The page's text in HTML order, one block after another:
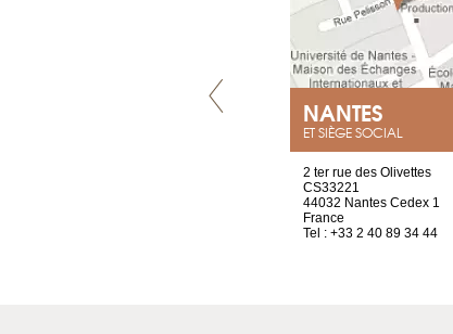
NANTES
ET SIÈGE SOCIAL
2 ter rue des Olivettes
CS33221
44032 Nantes Cedex 1
France
Tel : +33 2 40 89 34 44